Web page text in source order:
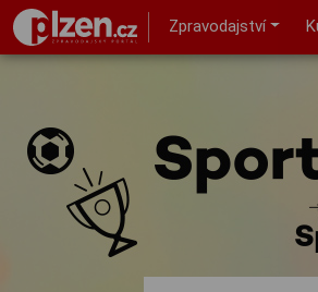
Zpravodajství